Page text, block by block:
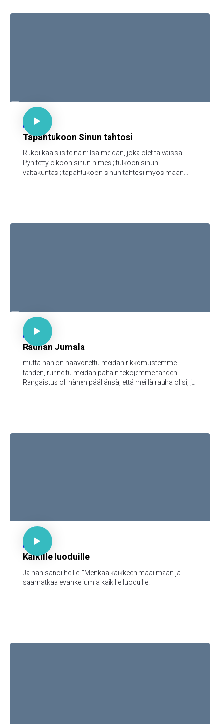
Matt 6:9-13

65
Tapahtukoon Sinun tahtosi
Rukoilkaa siis te näin: Isä meidän, joka olet taivaissa!
Pyhitetty olkoon sinun nimesi; tulkoon sinun
valtakuntasi; tapahtukoon sinun tahtosi myös maan
vaan päästä meidät pahasta, [sillä sinun on valtakunta ja
Jes 53:8

64
Rauhan Jumala
mutta hän on haavoitettu meidän rikkomustemme
tähden, runneltu meidän pahain tekojemme tähden.
Rangaistus oli hänen päällänsä, että meillä rauha olisi, ja
Mark 16:15

62
Kaikille luoduille
Ja hän sanoi heille: "Menkää kaikkeen maailmaan ja
saarnatkaa evankeliumia kaikille luoduille.